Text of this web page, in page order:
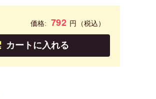
価格: 792 円
（税込）
カートに入れる